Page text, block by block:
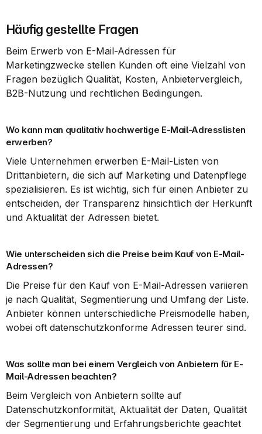
Häufig gestellte Fragen
Beim Erwerb von E-Mail-Adressen für
Marketingzwecke stellen Kunden oft eine Vielzahl von
Fragen bezüglich Qualität, Kosten, Anbietervergleich,
B2B-Nutzung und rechtlichen Bedingungen.
Wo kann man qualitativ hochwertige E-Mail-Adresslisten
erwerben?
Viele Unternehmen erwerben E-Mail-Listen von
Drittanbietern, die sich auf Marketing und Datenpflege
spezialisieren. Es ist wichtig, sich für einen Anbieter zu
entscheiden, der Transparenz hinsichtlich der Herkunft
und Aktualität der Adressen bietet.
Wie unterscheiden sich die Preise beim Kauf von E-Mail-
Adressen?
Die Preise für den Kauf von E-Mail-Adressen variieren
je nach Qualität, Segmentierung und Umfang der Liste.
Anbieter können unterschiedliche Preismodelle haben,
wobei oft datenschutzkonforme Adressen teurer sind.
Was sollte man bei einem Vergleich von Anbietern für E-
Mail-Adressen beachten?
Beim Vergleich von Anbietern sollte auf
Datenschutzkonformität, Aktualität der Daten, Qualität
der Segmentierung und Erfahrungsberichte geachtet